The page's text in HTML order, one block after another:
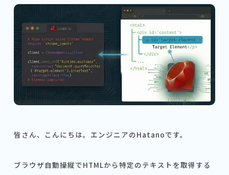
皆さん、こんにちは。エンジニアのHatanoです。
ブラウザ自動操縦でHTMLから特定のテキストを取得する